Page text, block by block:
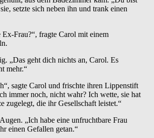
setzte sich neben ihn und trank einen
Ex-Frau?“, fragte Carol mit einem
„Das geht dich nichts an, Carol. Es
mehr.“
sagte Carol und frischte ihren Lippenstift
immer noch, nicht wahr? Ich wette, sie hat
zugelegt, die ihr Gesellschaft leistet.“
„Ich habe eine unfruchtbare Frau
einen Gefallen getan.“